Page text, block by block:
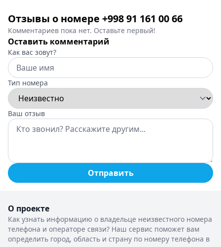
Отзывы о номере +998 91 161 00 66
Комментариев пока нет. Оставьте первый!
Оставить комментарий
Как вас зовут?
Тип номера
Ваш отзыв
Отправить
О проекте
Как узнать информацию о владельце неизвестного номера
телефона и операторе связи? Наш сервис поможет вам
определить город, область и страну по номеру телефона в